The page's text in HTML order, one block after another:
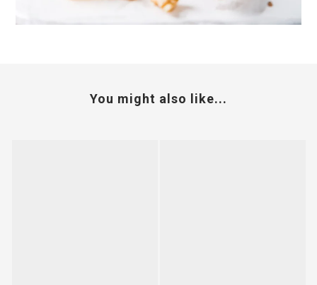
You might also like...